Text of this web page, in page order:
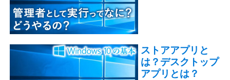
ストアアプリと
は？デスクトップ
アプリとは？